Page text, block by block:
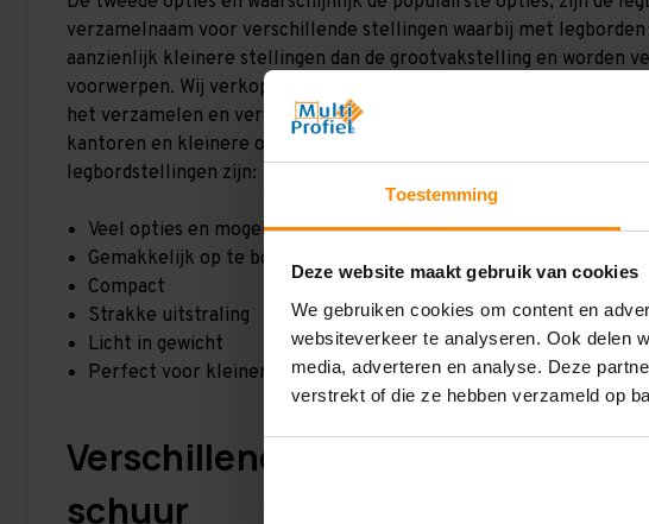
Toestemming
Deze website maakt gebruik van cookies
We gebruiken cookies om content en
websiteverkeer te analyseren. Ook delen
media, adverteren en analyse. Deze
verstrekt of die ze hebben verzameld op
verzamelnaam voor verschillende stellingen waarbij met
aanzienlijk kleinere stellingen dan de grootvakstelling en worden
voorwerpen. Wij verkopen deze stellingen vooral voor bedrijven die
het verzamelen en versturen van bestellingen. Verder worden de
kantoren en kleinere opslaglocaties. Maar dus ook veel in de
legbordstellingen zijn:
Veel opties en mogelijkheden
Gemakkelijk op te bouwen en eventueel weer af te bouwen
Compact
Strakke uitstraling
Licht in gewicht
Perfect voor kleinere goederen!
Verschillende soorten
schuur